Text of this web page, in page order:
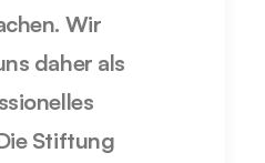
Wir
daher als
Stiftung